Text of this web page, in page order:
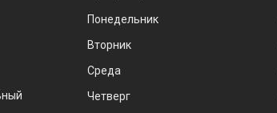
Понедельник
Вторник
Среда
Четверг